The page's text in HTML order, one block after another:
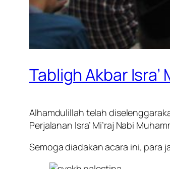
Tabligh Akbar Isra’
Alhamdulillah telah
Perjalanan Isra’ Mi’raj Nabi
Semoga diadakan acara ini, para